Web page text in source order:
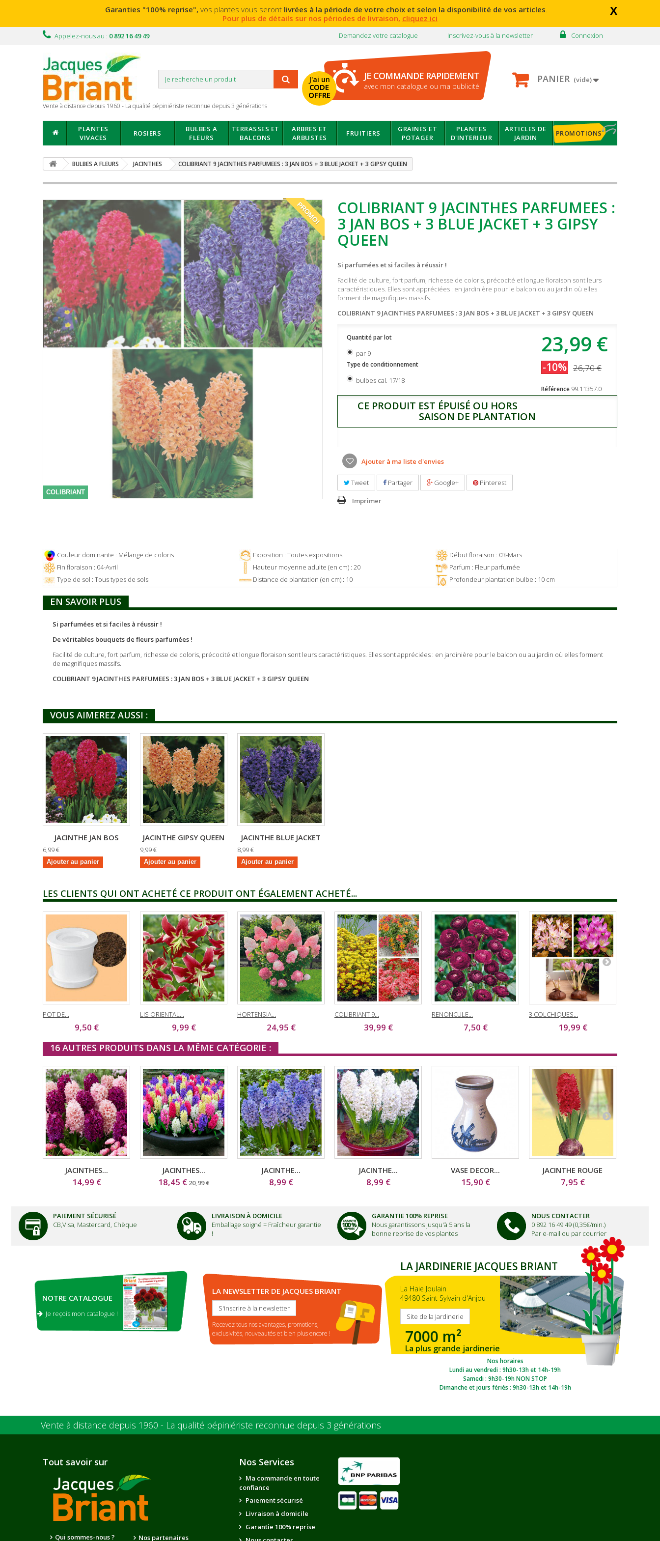
x
Garanties "100% reprise", vos plantes vous seront livrées à la période de votre choix et selon la disponibilité de vos articles.
Pour plus de détails sur nos périodes de livraison, cliquez ici
Connexion
Inscrivez-vous à la newsletter
Demandez votre catalogue
Appelez-nous au : 0 892 16 49 49
Vente à distance depuis 1960 - La qualité pépiniériste reconnue depuis 3 générations
J'ai un
CODE
OFFRE
JE COMMANDE RAPIDEMENT
avec mon catalogue ou ma publicité
PANIER (vide)
PLANTES
VIVACES
ROSIERS
BULBES A
FLEURS
TERRASSES ET
BALCONS
ARBRES ET
ARBUSTES
FRUITIERS
GRAINES ET
POTAGER
PLANTES
D'INTERIEUR
ARTICLES DE
JARDIN
PROMOTIONS
BULBES A FLEURS JACINTHES COLIBRIANT 9 JACINTHES PARFUMEES : 3 JAN BOS + 3 BLUE JACKET + 3 GIPSY QUEEN
COLIBRIANT
PROMO!
COLIBRIANT 9 JACINTHES PARFUMEES :
3 JAN BOS + 3 BLUE JACKET + 3 GIPSY
QUEEN
Si parfumées et si faciles à réussir !
Facilité de culture, fort parfum, richesse de coloris, précocité et longue floraison sont leurs
caractéristiques. Elles sont appréciées : en jardinière pour le balcon ou au jardin où elles
forment de magnifiques massifs.
COLIBRIANT 9 JACINTHES PARFUMEES : 3 JAN BOS + 3 BLUE JACKET + 3 GIPSY QUEEN
23,99 €
-10% 26,70 €
Référence 99.11357.0
Quantité par lot
par 9
Type de conditionnement
bulbes cal. 17/18
CE PRODUIT EST ÉPUISÉ OU HORS
SAISON DE PLANTATION
Ajouter à ma liste d'envies
Tweet Partager Google+ Pinterest
Imprimer
Couleur dominante : Mélange de coloris Exposition : Toutes expositions
Début floraison : 03-Mars
Fin floraison : 04-Avril
Hauteur moyenne adulte (en cm) : 20
Parfum : Fleur parfumée
Type de sol : Tous types de sols
Distance de plantation (en cm) : 10 Profondeur plantation bulbe : 10 cm
EN SAVOIR PLUS
Si parfumées et si faciles à réussir !
De véritables bouquets de fleurs parfumées !
Facilité de culture, fort parfum, richesse de coloris, précocité et longue floraison sont leurs caractéristiques. Elles sont appréciées : en jardinière pour le balcon ou au jardin où elles forment
de magnifiques massifs.
COLIBRIANT 9 JACINTHES PARFUMEES : 3 JAN BOS + 3 BLUE JACKET + 3 GIPSY QUEEN
VOUS AIMEREZ AUSSI :
JACINTHE JAN BOS
6,99 €
Ajouter au panier
JACINTHE GIPSY QUEEN
9,99 €
Ajouter au panier
JACINTHE BLUE JACKET
8,99 €
Ajouter au panier
LES CLIENTS QUI ONT ACHETÉ CE PRODUIT ONT ÉGALEMENT ACHETÉ...
POT DE...
9,50 €
LIS ORIENTAL...
9,99 €
HORTENSIA...
24,95 €
COLIBRIANT 9...
39,99 €
RENONCULE...
7,50 €
3 COLCHIQUES...
19,99 €
16 AUTRES PRODUITS DANS LA MÊME CATÉGORIE :
JACINTHES...
14,99 €
JACINTHES...
18,45 €20,99 €
JACINTHE...
8,99 €
JACINTHE...
8,99 €
VASE DECOR...
15,90 €
JACINTHE ROUGE
7,95 €
PAIEMENT SÉCURISÉ
CB,Visa, Mastercard, Chèque
LIVRAISON À DOMICILE
Emballage soigné = Fraîcheur garantie
!
GARANTIE 100% REPRISE
Nous garantissons jusqu'à 5 ans la
bonne reprise de vos plantes
NOUS CONTACTER
0 892 16 49 49 (0,35€/min.)
Par e-mail ou par courrier
NOTRE CATALOGUE
Je reçois mon catalogue !
LA NEWSLETTER DE JACQUES BRIANT
S'inscrire à la newsletter
Recevez tous nos avantages, promotions,
exclusivités, nouveautés et bien plus encore !
LA JARDINERIE JACQUES BRIANT
La Haie Joulain
49480 Saint Sylvain d'Anjou
Site de la Jardinerie
7000 m²
La plus grande jardinerie
de la région Ouest
Nos horaires
Lundi au vendredi : 9h30-13h et 14h-19h
Samedi : 9h30-19h NON STOP
Dimanche et jours fériés : 9h30-13h et 14h-19h
Vente à distance depuis 1960 - La qualité pépiniériste reconnue depuis 3 générations
Tout savoir sur
Qui sommes-nous ? Nos partenaires
Nos Services
Ma commande en toute
confiance
Paiement sécurisé
Livraison à domicile
Garantie 100% reprise